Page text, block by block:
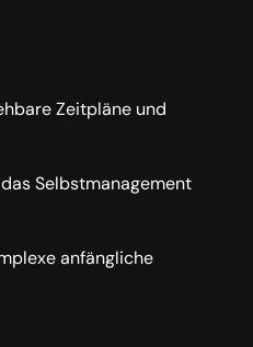
Zeitpläne und
Selbstmanagement
anfängliche